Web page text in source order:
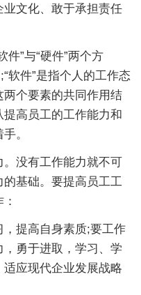
文化、敢于承担责任
件”与“硬件”两个方
软件”是指个人的工作态
个要素的共同作用结
高员工的工作能力和
。
没有工作能力就不可
基础。要提高员工工
提高自身素质;要工作
勇于进取，学习、学
应现代企业发展战略